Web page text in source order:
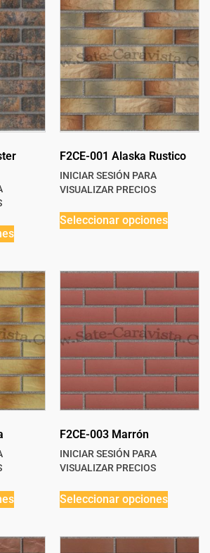
F2CE-001 Alaska Rustico
INICIAR SESIÓN PARA
VISUALIZAR PRECIOS
Seleccionar opciones
F2CE-003 Marrón
INICIAR SESIÓN PARA
VISUALIZAR PRECIOS
Seleccionar opciones